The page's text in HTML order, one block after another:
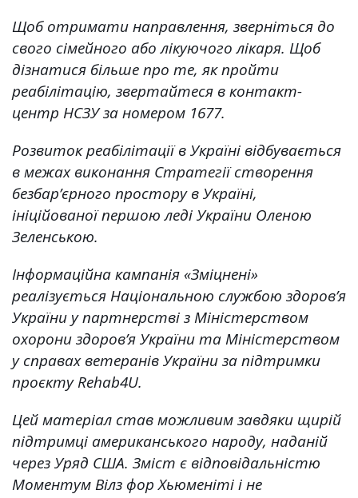
Щоб отримати направлення, зверніться до
свого сімейного або лікуючого лікаря. Щоб
дізнатися більше про те, як пройти
реабілітацію, звертайтеся в контакт-
центр НСЗУ за номером 1677.
Розвиток реабілітації в Україні відбувається
в межах виконання Стратегії створення
безбар’єрного простору в Україні,
ініційованої першою леді України Оленою
Зеленською.
Інформаційна кампанія «Зміцнені»
реалізується Національною службою здоров’я
України у партнерстві з Міністерством
охорони здоров’я України та Міністерством
у справах ветеранів України за підтримки
проєкту Rehab4U.
Цей матеріал став можливим завдяки щирій
підтримці американського народу, наданій
через Уряд США. Зміст є відповідальністю
Моментум Вілз фор Хьюменіті i не